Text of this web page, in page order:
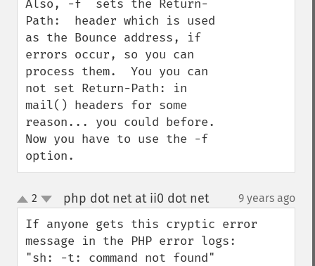
Also, -f  sets the Return-
Path:  header which is used
as the Bounce address, if
errors occur, so you can
process them.  You you can
not set Return-Path: in
mail() headers for some
reason... you could before.
Now you have to use the -f
option.
up
down
2 php dot net at ii0 dot net¶ 9 years ago
If anyone gets this cryptic error
message in the PHP error logs:
"sh: -t: command not found"